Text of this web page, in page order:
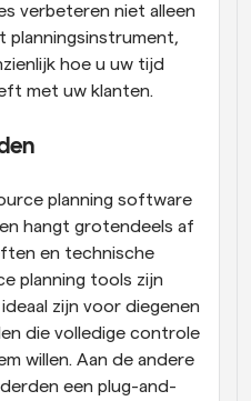
verbeteren niet alleen
planningsinstrument,
hoe u uw tijd
met uw klanten.
planning software
hangt grotendeels af
en technische
planning tools zijn
zijn voor diegenen
die volledige controle
willen. Aan de andere
een plug-and-